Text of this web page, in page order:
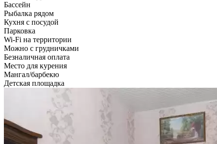
Бассейн
Рыбалка рядом
Кухня с посудой
Парковка
Wi-Fi на территории
Можно с грудничками
Безналичная оплата
Место для курения
Мангал/барбекю
Детская площадка